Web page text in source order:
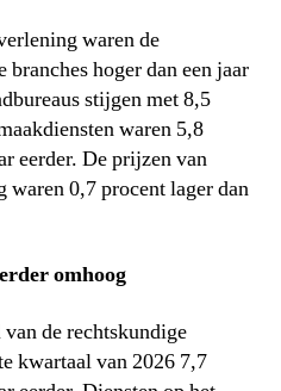
waren de
hoger dan een jaar
stijgen met 8,5
waren 5,8
eerder. De prijzen van
0,7 procent lager dan
omhoog
de rechtskundige
kwartaal van 2026 7,7